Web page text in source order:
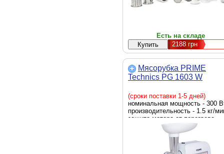
Есть на складе
2188 грн
Мясорубка PRIME
Technics PG 1603 W
(сроки поставки 1-5 дней)
номинальная мощность - 300
производительность - 1.5 кг/
защита мотора от перегрева -
есть, габариты - 306 х 302 х
мм, вес - 3.2 кг